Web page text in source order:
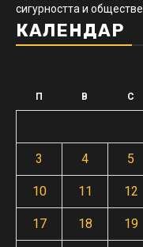
сигурността и
КАЛЕНДАР
П В С
3 4 5
10 11 12
17 18 19